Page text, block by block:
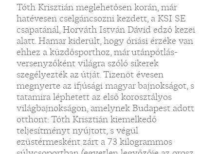
Tóth Krisztián meglehetősen korán, már
hatévesen cselgáncsozni kezdett, a KSI SE
csapatánál, Horváth István Dávid edző kezei
alatt. Hamar kiderült, hogy óriási érzéke van
ehhez a küzdősporthoz, már utánpótlás-
versenyzőként világra szóló sikerek
szegélyezték az útját. Tizenöt évesen
megnyerte az ifjúsági magyar bajnokságot, s
tatamira léphetett az első korosztályos
világbajnokságon, amelynek Budapest adott
otthont: Tóth Krisztián kiemelkedő
teljesítményt nyújtott, s végül
ezüstérmesként zárt a 73 kilogrammos